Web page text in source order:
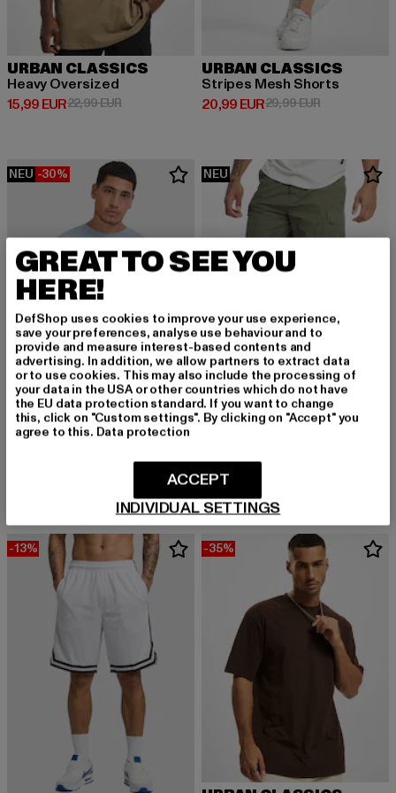
URBAN CLASSICS
Heavy Oversized
15,99 EUR
Derzeitiger Preis: 15,99 EUR
22,99 EURAktionspreis: 22,99 EUR
URBAN CLASSICS
Stripes Mesh Shorts
20,99 EUR
Derzeitiger Preis: 20,99 EUR
29,99 EURAktionspreis:
NEU -30%
URBAN CLASSICS
Derzeitiger Preis: 15,99 EURAktionspreis: 22,99 EUR
NEU
BRANDIT
-13% -35%
GREAT TO SEE YOU
HERE!
DefShop uses cookies to improve your use experience,
save your preferences, analyse use behaviour and to
provide and measure interest-based contents and
advertising. In addition, we allow partners to extract data
or to use cookies. This may also include the processing of
your data in the USA or other countries which do not have
the EU data protection standard. If you want to change
this, click on "Custom settings". By clicking on "Accept" you
agree to this. Data protection
INDIVIDUAL SETTINGS
ACCEPT